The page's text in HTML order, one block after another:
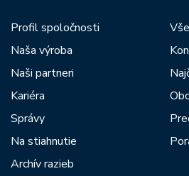
Profil spoločnosti
Naša výroba
Naši partneri
Kariéra
Správy
Na stiahnutie
Archív razieb